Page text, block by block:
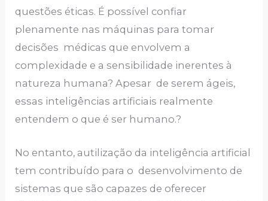
questões éticas. É possível confiar
plenamente nas máquinas para tomar
decisões médicas que envolvem a
complexidade e a sensibilidade inerentes à
natureza humana? Apesar de serem ágeis,
essas inteligências artificiais realmente
entendem o que é ser humano.?
No entanto, autilização da inteligência artificial
tem contribuído para o desenvolvimento de
sistemas que são capazes de oferecer